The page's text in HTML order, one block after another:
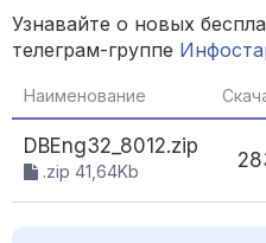
Узнавайте о новых
телеграм-группе
Наименование
DBEng32_8012.zip
.zip 41,64Kb